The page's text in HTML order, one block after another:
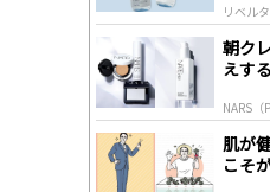
リベルタ
朝ク
えす
NARS（
肌が
こそ